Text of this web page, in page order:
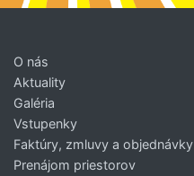
O nás
Aktuality
Galéria
Vstupenky
Faktúry, zmluvy a objednávky
Prenájom priestorov